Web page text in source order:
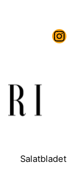
Instagram
Salatbladet